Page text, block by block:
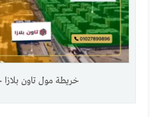
خريطة مول تاون بلازا